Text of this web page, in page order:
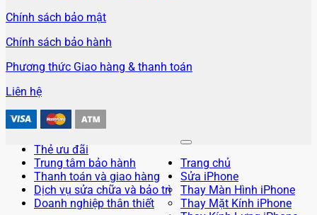
Chính sách bảo mật
Chính sách bảo hành
Phương thức Giao hàng & thanh toán
Liên hệ
Thẻ ưu đãi
Trung tâm bảo hành
Thanh toán và giao hàng
Dịch vụ sửa chữa và bảo trì
Doanh nghiệp thân thiết
Trang chủ
Sửa iPhone
Thay Màn Hình iPhone
Thay Mặt Kính iPhone